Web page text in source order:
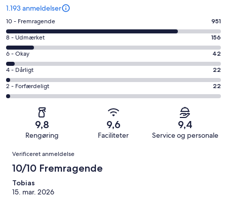
1.193 anmeldelser
Bedømmelse
på
10
−
Fremragende.
951
af
i
anmeldelser
10 - Fremragende 951
Bedømmelse
på
8
−
Udmærket.
156
8 - Udmærket 156
Bedømmelse
på
6
−
Okay.
1193
6 - Okay 42
Bedømmelse
på
4
alt
1193
4 - Dårligt 22
Bedømmelse
på
Forfærdeligt.
af
alt
1193
anmeldelser
2 - Forfærdeligt 22
9,8
Rengøring
9,6
Faciliteter
9,4
Service og personale
Anmeldelser
Verificeret anmeldelse
10/10 Fremragende
Tobias
15. mar. 2026